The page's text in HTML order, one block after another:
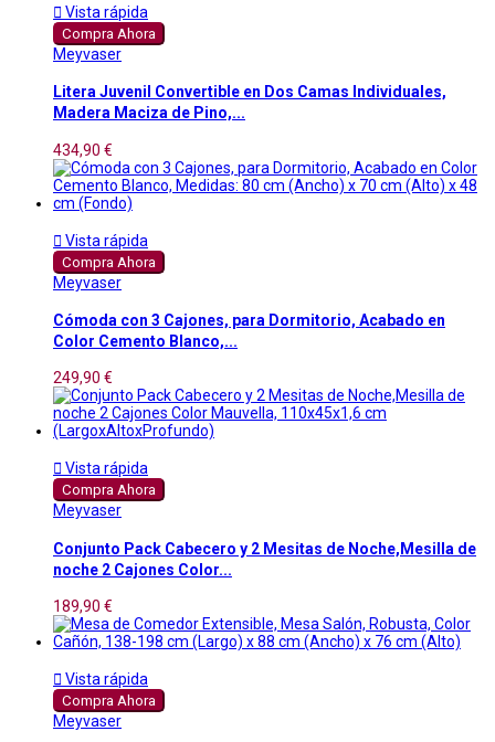
 Vista rápida
Compra Ahora
Meyvaser
Litera Juvenil Convertible en Dos Camas Individuales,
Madera Maciza de Pino,...
434,90 €
 Vista rápida
Compra Ahora
Meyvaser
Cómoda con 3 Cajones, para Dormitorio, Acabado en
Color Cemento Blanco,...
249,90 €
 Vista rápida
Compra Ahora
Meyvaser
Conjunto Pack Cabecero y 2 Mesitas de Noche,Mesilla de
noche 2 Cajones Color...
189,90 €
 Vista rápida
Compra Ahora
Meyvaser